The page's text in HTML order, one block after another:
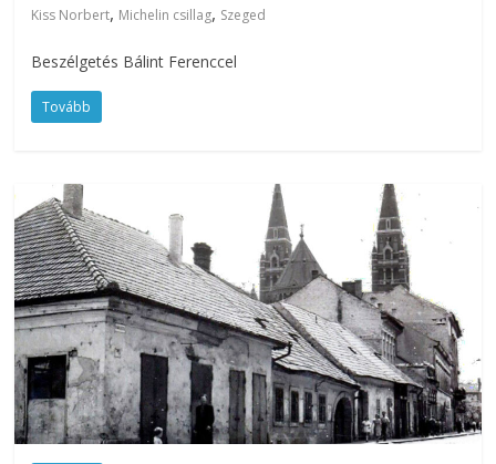
Kiss Norbert, Michelin csillag, Szeged
Beszélgetés Bálint Ferenccel
Tovább